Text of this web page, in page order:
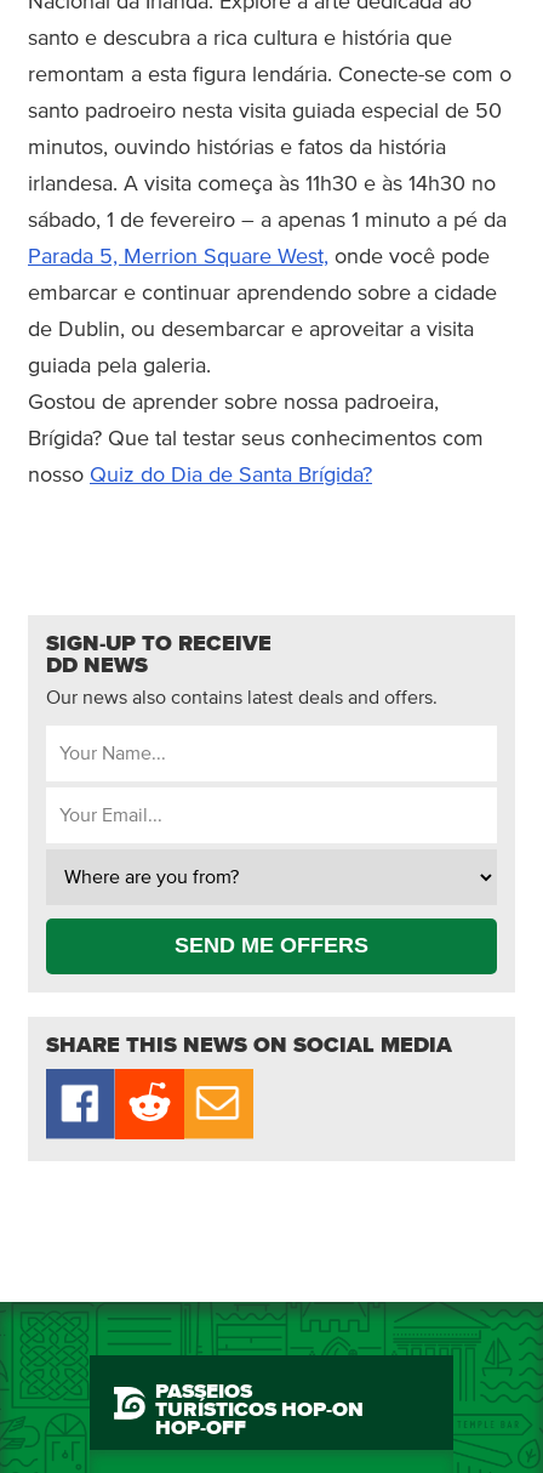
santo e descubra a rica cultura e história que
remontam a esta figura lendária. Conecte-se com o
santo padroeiro nesta visita guiada especial de 50
minutos, ouvindo histórias e fatos da história
irlandesa. A visita começa às 11h30 e às 14h30 no
sábado, 1 de fevereiro – a apenas 1 minuto a pé da
Parada 5, Merrion Square West, onde você pode
embarcar e continuar aprendendo sobre a cidade
de Dublin, ou desembarcar e aproveitar a visita
guiada pela galeria.
Gostou de aprender sobre nossa padroeira,
Brígida? Que tal testar seus conhecimentos com
nosso Quiz do Dia de Santa Brígida?
SIGN-UP TO RECEIVE
DD NEWS
Our news also contains latest deals and offers.
SEND ME OFFERS
SHARE THIS NEWS ON SOCIAL MEDIA
PASSEIOS
TURÍSTICOS HOP-ON
HOP-OFF